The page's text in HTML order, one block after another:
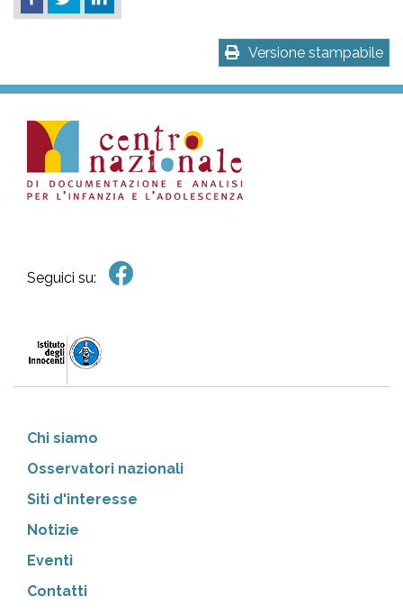
Versione stampabile
Seguici su:
Chi siamo
Osservatori nazionali
Siti d'interesse
Notizie
Eventi
Contatti